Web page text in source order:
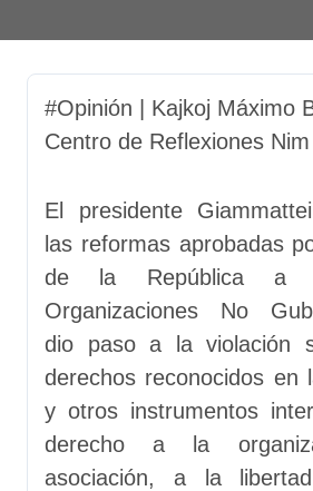
#Opinión | Kajkoj Máximo Ba Tiul –
Centro de Reflexiones
El presidente
las reformas aprobadas
de la República
Organizaciones No
dio paso a la violación
derechos reconocidos en
y otros instrumentos
derecho a la
asociación, a la